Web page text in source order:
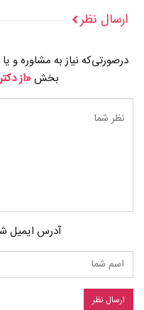
ارسال نظر
درصورتی‌که نیاز به مشاوره و
بخش«از
آدرس ایمیل